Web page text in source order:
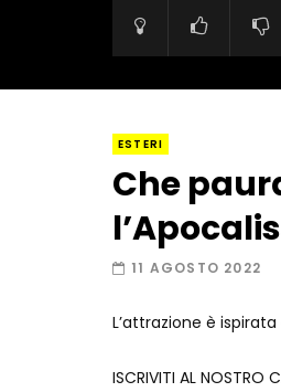
ESTERI
Che
11 AGOSTO 2022
L’attrazione è
ISCRIVITI AL NOSTRO